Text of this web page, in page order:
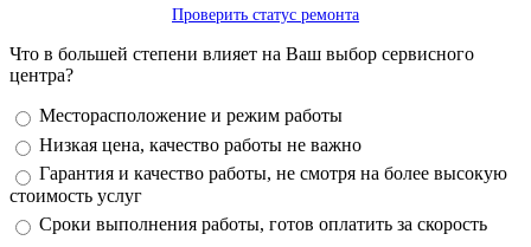
Проверить статус ремонта
Что в большей степени влияет на Ваш выбор сервисного
центра?
Варианты
Месторасположение и режим работы
Низкая цена, качество работы не важно
Гарантия и качество работы, не смотря на более высокую
стоимость услуг
Сроки выполнения работы, готов оплатить за скорость